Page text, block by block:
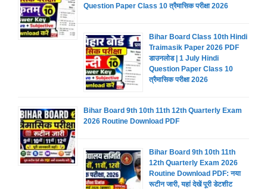
Question Paper Class 10 त्रैमासिक परीक्षा 2026
Bihar Board Class 10th Hindi
Traimasik Paper 2026 PDF
डाउनलोड | 1 July Hindi
Question Paper Class 10
त्रैमासिक परीक्षा 2026
Bihar Board 9th 10th 11th 12th Quarterly Exam
2026 Routine Download PDF
Bihar Board 9th 10th 11th
12th Quarterly Exam 2026
Routine Download PDF: नया
रूटीन जारी, यहां देखें पूरी डेटशीट